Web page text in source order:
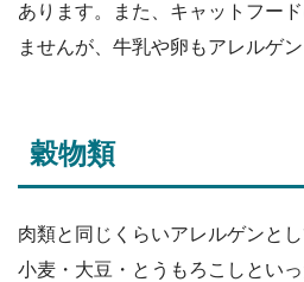
あります。また、キャットフー
ませんが、牛乳や卵もアレルゲン
穀物類
肉類と同じくらいアレルゲンと
小麦・大豆・とうもろこしといっ